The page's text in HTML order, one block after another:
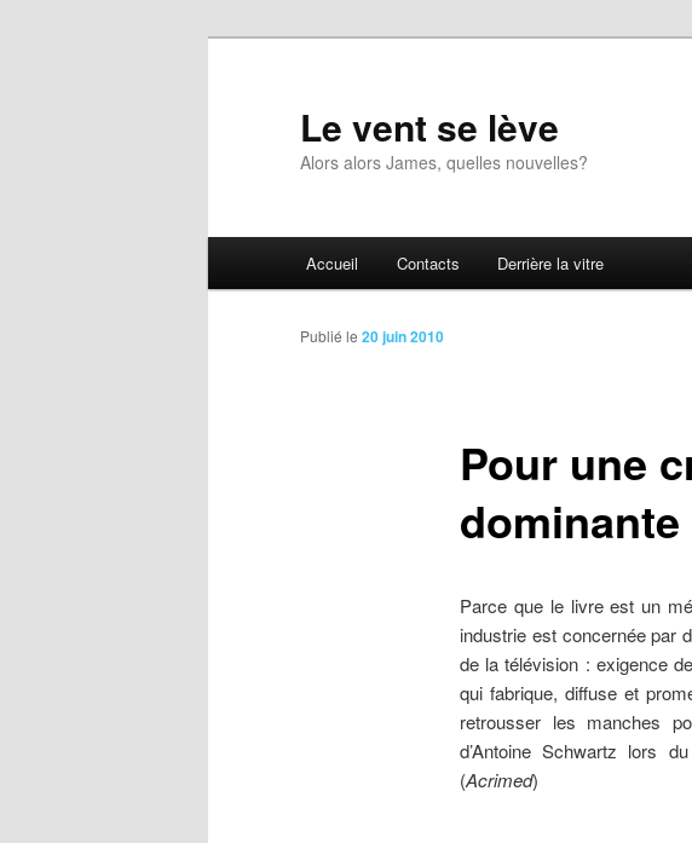
Le vent se lève
Alors alors James, quelles nouvelles?
Accueil Contacts Derrière la vitre
Pour une
dominante
Publié le 20 juin 2010
Parce que le livre est un
industrie est concernée par
de la télévision : exigence
qui fabrique, diffuse et
retrousser les manches
d’Antoine Schwartz lors du
(Acrimed)